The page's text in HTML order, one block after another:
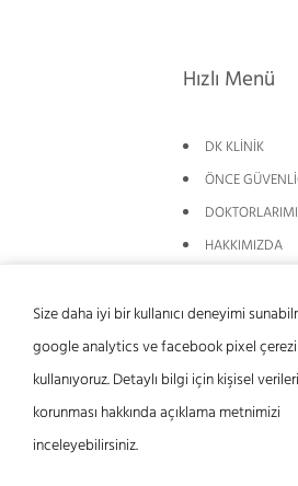
Size daha iyi bir kullanıcı deneyimi
google analytics ve facebook pixel çerezi
kullanıyoruz. Detaylı bilgi için kişisel
korunması hakkında açıklama metnimizi
inceleyebilirsiniz.
Hızlı Menü
DK KLİNİK
ÖNCE
HAKKIMIZDA
BİLGİLENDİRME
UYGULAMALAR
İLETİŞİM